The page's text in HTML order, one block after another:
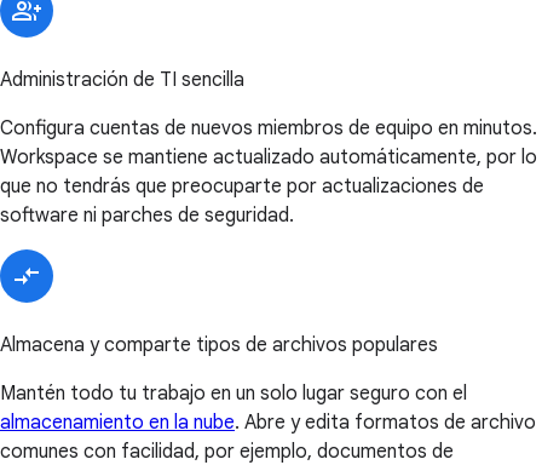
Administración de TI sencilla
Configura cuentas de nuevos miembros de equipo en minutos.
Workspace se mantiene actualizado automáticamente, por lo
que no tendrás que preocuparte por actualizaciones de
software ni parches de seguridad.
Almacena y comparte tipos de archivos populares
Mantén todo tu trabajo en un solo lugar seguro con el
almacenamiento en la nube. Abre y edita formatos de archivo
comunes con facilidad, por ejemplo, documentos de